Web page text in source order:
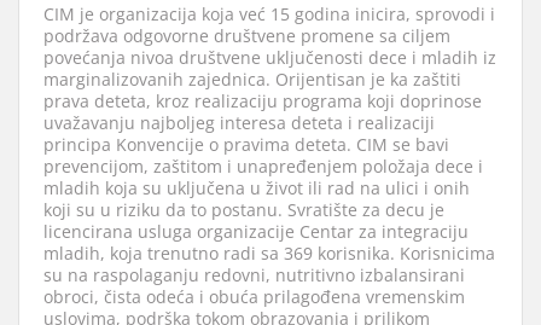
CIM je organizacija koja već 15 godina inicira, sprovodi i
podržava odgovorne društvene promene sa ciljem
povećanja nivoa društvene uključenosti dece i mladih iz
marginalizovanih zajednica. Orijentisan je ka zaštiti
prava deteta, kroz realizaciju programa koji doprinose
uvažavanju najboljeg interesa deteta i realizaciji
principa Konvencije o pravima deteta. CIM se bavi
prevencijom, zaštitom i unapređenjem položaja dece i
mladih koja su uključena u život ili rad na ulici i onih
koji su u riziku da to postanu. Svratište za decu je
licencirana usluga organizacije Centar za integraciju
mladih, koja trenutno radi sa 369 korisnika. Korisnicima
su na raspolaganju redovni, nutritivno izbalansirani
obroci, čista odeća i obuća prilagođena vremenskim
uslovima, podrška tokom obrazovanja i prilikom